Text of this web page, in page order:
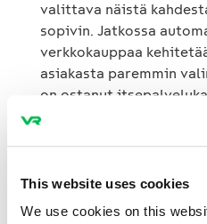
This website uses cookies
We use cookies on this
valittava näistä
sopivin. Jatkossa
verkkokauppaa
asiakasta paremmin
on ostanut
vääräntyyppisen
tai sopivamman lipun
ostamisen yhteydessä